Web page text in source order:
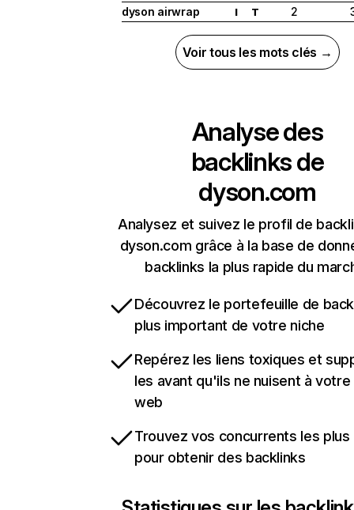
dyson airwrap
I T 2
Voir tous les mots clés →
Analyse des
backlinks de
dyson.com
Analysez et suivez le profil de
dyson.com grâce à la base de
backlinks la plus rapide du
Découvrez le portefeuille de
plus important de votre niche
Repérez les liens toxiques et
les avant qu'ils ne nuisent à
web
Trouvez vos concurrents les
pour obtenir des backlinks